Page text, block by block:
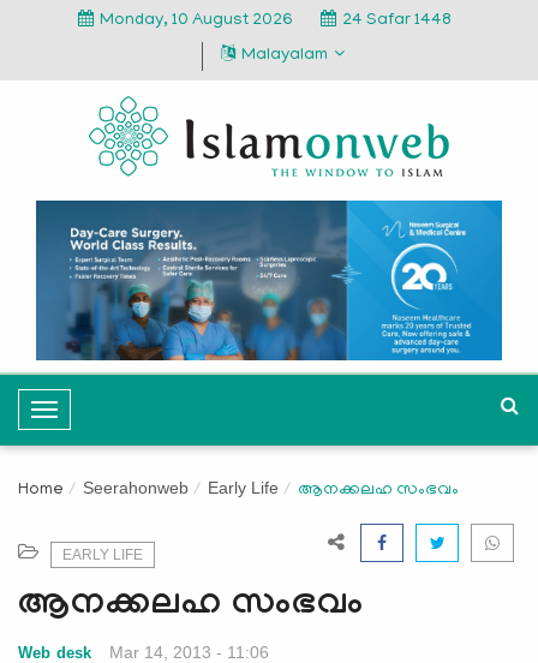
Monday, 10 August 2026
24 Safar 1448
Malayalam
T
o
g
N
a
v
Home Seerahonweb Early Life ആനക്കലഹ സംഭവം
EARLY LIFE
ആനക്കലഹ സംഭവം
Web desk Mar 14, 2013 - 11:06